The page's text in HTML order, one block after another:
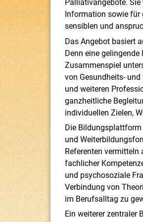
Palliativangebote.
Information sowie
sensiblen und
Das Angebot basiert
Denn eine
Zusammenspiel
von Gesundheits-
und weiteren
ganzheitliche
individuellen Zielen,
Die Bildungsplattform
und
Referenten vermitteln
fachlicher
und psychosoziale
Verbindung von
im Berufsalltag zu
Ein weiterer zentraler